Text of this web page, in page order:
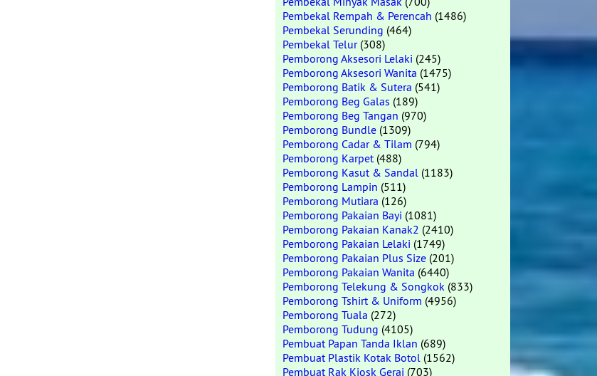
Pembekal Rempah & Perencah (1486)
Pembekal Serunding (464)
Pembekal Telur(308)
Pemborong Aksesori Lelaki (245)
Pemborong Aksesori Wanita (1475)
Pemborong Batik & Sutera (541)
Pemborong Beg Galas (189)
Pemborong Beg Tangan (970)
Pemborong Bundle (1309)
Pemborong Cadar & Tilam (794)
Pemborong Karpet(488)
Pemborong Kasut & Sandal (1183)
Pemborong Lampin (511)
Pemborong Mutiara (126)
Pemborong Pakaian Bayi (1081)
Pemborong Pakaian Kanak2 (2410)
Pemborong Pakaian Lelaki (1749)
Pemborong Pakaian Plus Size (201)
Pemborong Pakaian Wanita (6440)
Pemborong Telekung & Songkok (833)
Pemborong Tshirt & Uniform (4956)
Pemborong Tuala (272)
Pemborong Tudung (4105)
Pembuat Papan Tanda Iklan (689)
Pembuat Plastik Kotak Botol (1562)
Pembuat Rak Kiosk Gerai (703)